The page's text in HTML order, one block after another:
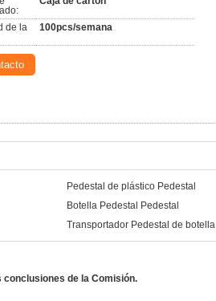
de la
100pcs/semana
Pedestal de plástico Pedestal
Botella Pedestal Pedestal
Transportador Pedestal de botella
conclusiones de la Comisión.